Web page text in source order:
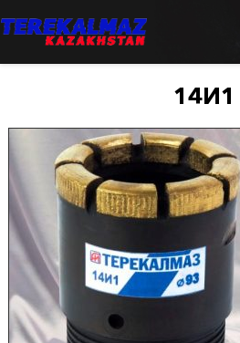
Алматы,
Тау",
этаж,
605
офис
Главная
14И1